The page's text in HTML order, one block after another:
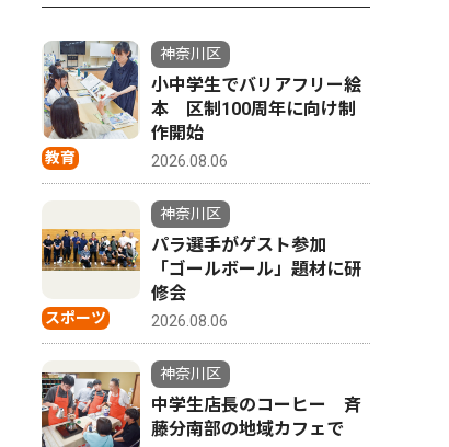
教育
神奈川区
小中学生でバリアフリー絵
本 区制100周年に向け制
作開始
2026.08.06
スポーツ
神奈川区
パラ選手がゲスト参加
「ゴールボール」題材に研
修会
2026.08.06
神奈川区
中学生店長のコーヒー 斉
藤分南部の地域カフェで